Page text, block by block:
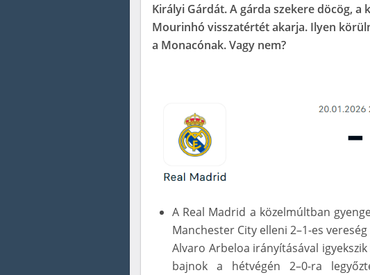
Királyi Gárdát. A gárda szekere döcög,
Mourinhó visszatértét akarja. Ilyen
a Monacónak. Vagy nem?
A Real Madrid a közelmúltban
Manchester City elleni 2–1-es
Alvaro Arbeloa irányításával
bajnok a hétvégén 2–0-ra